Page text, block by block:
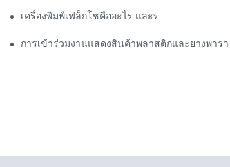
เครื่องพิมพ์เฟล็กโซคืออะไร และทำงานอย่างไร?
การเข้าร่วมงานแสดงสินค้าพลาสติกและยางพาร